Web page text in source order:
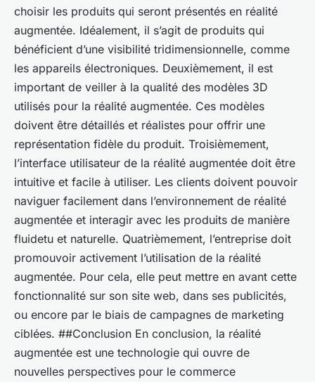
choisir les produits qui seront présentés en réalité
augmentée. Idéalement, il s’agit de produits qui
bénéficient d’une visibilité tridimensionnelle, comme
les appareils électroniques. Deuxièmement, il est
important de veiller à la qualité des modèles 3D
utilisés pour la réalité augmentée. Ces modèles
doivent être détaillés et réalistes pour offrir une
représentation fidèle du produit. Troisièmement,
l’interface utilisateur de la réalité augmentée doit être
intuitive et facile à utiliser. Les clients doivent pouvoir
naviguer facilement dans l’environnement de réalité
augmentée et interagir avec les produits de manière
fluidetu et naturelle. Quatrièmement, l’entreprise doit
promouvoir activement l’utilisation de la réalité
augmentée. Pour cela, elle peut mettre en avant cette
fonctionnalité sur son site web, dans ses publicités,
ou encore par le biais de campagnes de marketing
ciblées. ##Conclusion En conclusion, la réalité
augmentée est une technologie qui ouvre de
nouvelles perspectives pour le commerce